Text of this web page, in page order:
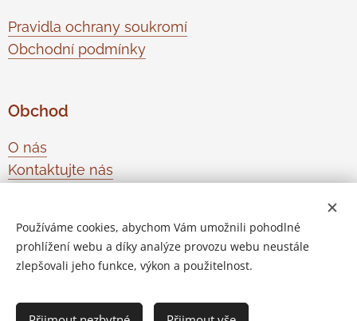
Pravidla ochrany soukromí
Obchodní podmínky
Obchod
O nás
Kontaktujte nás
Vytvořeno službouWebnode Cookies
Používáme cookies, abychom Vám umožnili pohodlné
prohlížení webu a díky analýze provozu webu neustále
zlepšovali jeho funkce, výkon a použitelnost.